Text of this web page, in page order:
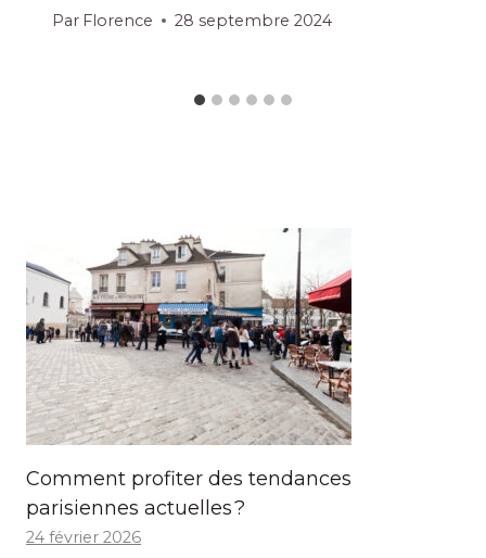
Par Florence 28 septembre 2024
Comment profiter des tendances
parisiennes actuelles ?
24 février 2026